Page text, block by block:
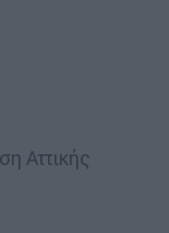
Αττικής